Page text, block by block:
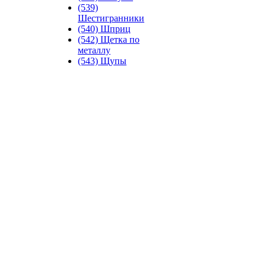
(539)
Шестигранники
(540) Шприц
(542) Щетка по
металлу
(543) Щупы